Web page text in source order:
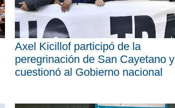
Axel Kicillof participó de la
peregrinación de San Cayetano y
cuestionó al Gobierno nacional